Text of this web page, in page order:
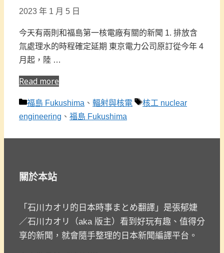
2023 年 1 月 5 日
今天有兩則和福島第一核電廠有關的新聞 1. 排放含
氚處理水的時程確定延期 東京電力公司原訂從今年 4
月起，陸 …
Read more
分
類
福島 Fukushima 、 輻射與核電
標
核工 nuclear
engineering 、 福島 Fukushima
關於本站
「石川カオリ的日本時事まとめ翻譯」是張郁婕
／石川カオリ（aka 版主）看到好玩有趣、值得分
享的新聞，就會隨手整理的日本新聞編譯平台。